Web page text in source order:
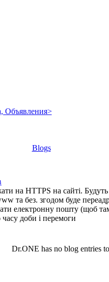
Объявления>
Blogs
на HTTPS на сайті.
та без. згодом буде
електронну пошту (щоб
доби і перемоги
Dr.ONE has no blog entries